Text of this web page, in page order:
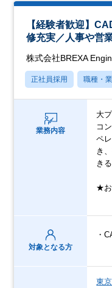
【経験者歓迎】
修充実／人事や営
株式会社BREXA
正社員採用 職種・
業務内容
大
コ
ペ
き
き
★お
対象となる方
・
東